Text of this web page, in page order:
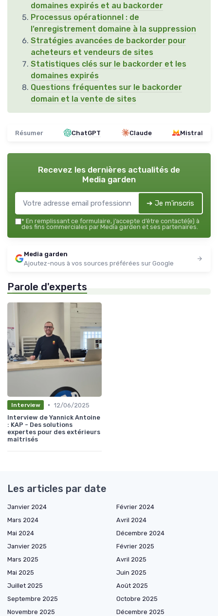
domaines expirés et au backorder
Processus opérationnel : de
l’enregistrement domaine à la suppression
Stratégies avancées de backorder pour
acheteurs et vendeurs de sites
Statistiques clés sur le backorder et les
domaines expirés
Questions fréquentes sur le backorder
domain et la vente de sites
Résumer ChatGPT Claude Mistral
Recevez les dernières actualités de
Media garden
➔ Je m'inscris
* En remplissant ce formulaire, j’accepte d’être contacté(e) à
des fins commerciales par Media garden et ses partenaires.
Media garden
Ajoutez-nous à vos sources préférées sur Google
Parole d'experts
Interview • 12/06/2025
Interview de Yannick Antoine
: KAP - Des solutions
expertes pour des extérieurs
maîtrisés
Les articles par date
Janvier 2024
Février 2024
Mars 2024
Avril 2024
Mai 2024
Décembre 2024
Janvier 2025
Février 2025
Mars 2025
Avril 2025
Mai 2025
Juin 2025
Juillet 2025
Août 2025
Septembre 2025
Octobre 2025
Novembre 2025
Décembre 2025